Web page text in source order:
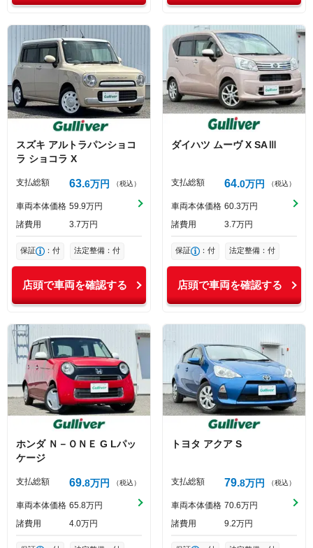
スズキ アルトラパンショコ
ラ ショコラ X
支払総額 63 6万円 （税込）
車両本体価格 59 9万円
諸費用
3 7万円
保証 ：付 法定整備：付
店頭で車両を確認する
ダイハツ ムーヴ X SAⅢ
支払総額 64 0万円 （税込）
車両本体価格 60 3万円
諸費用
3 7万円
保証 ：付 法定整備：付
店頭で車両を確認する
ホンダ Ｎ－ＯＮＥ G Lパッ
ケージ
支払総額 69 8万円 （税込）
車両本体価格 65 8万円
諸費用
4 0万円
トヨタ アクア S
支払総額 79 8万円 （税込）
車両本体価格 70 6万円
諸費用
9 2万円